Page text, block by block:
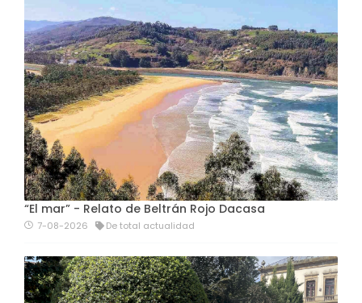
“El mar” - Relato de Beltrán Rojo Dacasa
7-08-2026 De total actualidad